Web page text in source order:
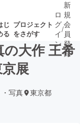
じ
る
プロジェクト
をさがす
が近いプ
ト
もうすぐ公開
されます
ロ
グ
イ
ン
/
新
規
会
員
登
録
大作 王希
展
写真 東京都